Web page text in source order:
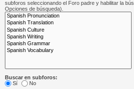
subforos seleccionando el Foro padre y habilitar la
Opciones de búsqueda).
Buscar en subforos:
Sí
No